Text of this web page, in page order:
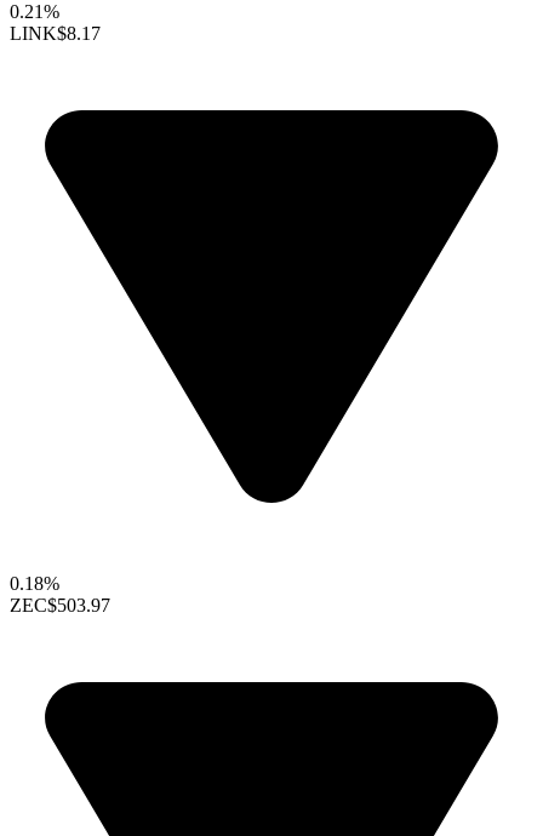
0.21%
LINK$8.17
0.18%
ZEC$503.97